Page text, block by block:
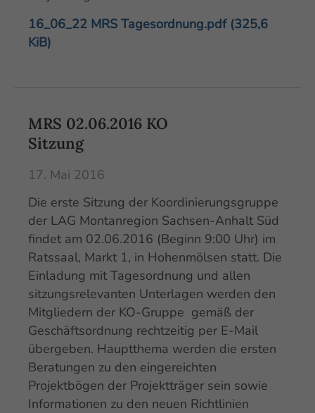
16_06_22 MRS Tagesordnung.pdf (325,6
KiB)
MRS 02.06.2016 KO
Sitzung
17. Mai 2016
Die erste Sitzung der Koordinierungsgruppe
der LAG Montanregion Sachsen-Anhalt Süd
findet am 02.06.2016 (Beginn 9:00 Uhr) im
Ratssaal, Markt 1, in Hohenmölsen statt. Die
Einladung mit Tagesordnung und allen
sitzungsrelevanten Unterlagen werden den
Mitgliedern der KO-Gruppe gemäß der
Geschäftsordnung rechtzeitig per E-Mail
übergeben. Hauptthema werden die ersten
Beratungen zu den eingereichten
Projektbögen der Projektträger sein sowie
Informationen zu den neuen Richtlinien